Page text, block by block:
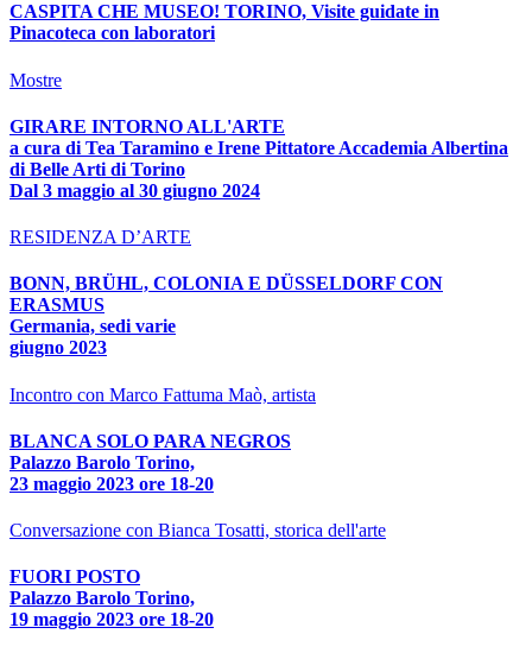
CASPITA CHE MUSEO! TORINO, Visite guidate in
Pinacoteca con laboratori
Mostre
GIRARE INTORNO ALL'ARTE
a cura di Tea Taramino e Irene Pittatore Accademia Albertina
di Belle Arti di Torino
Dal 3 maggio al 30 giugno 2024
RESIDENZA D’ARTE
BONN, BRÜHL, COLONIA E DÜSSELDORF CON
ERASMUS
Germania, sedi varie
giugno 2023
Incontro con Marco Fattuma Maò, artista
BLANCA SOLO PARA NEGROS
Palazzo Barolo Torino,
23 maggio 2023 ore 18-20
Conversazione con Bianca Tosatti, storica dell'arte
FUORI POSTO
Palazzo Barolo Torino,
19 maggio 2023 ore 18-20